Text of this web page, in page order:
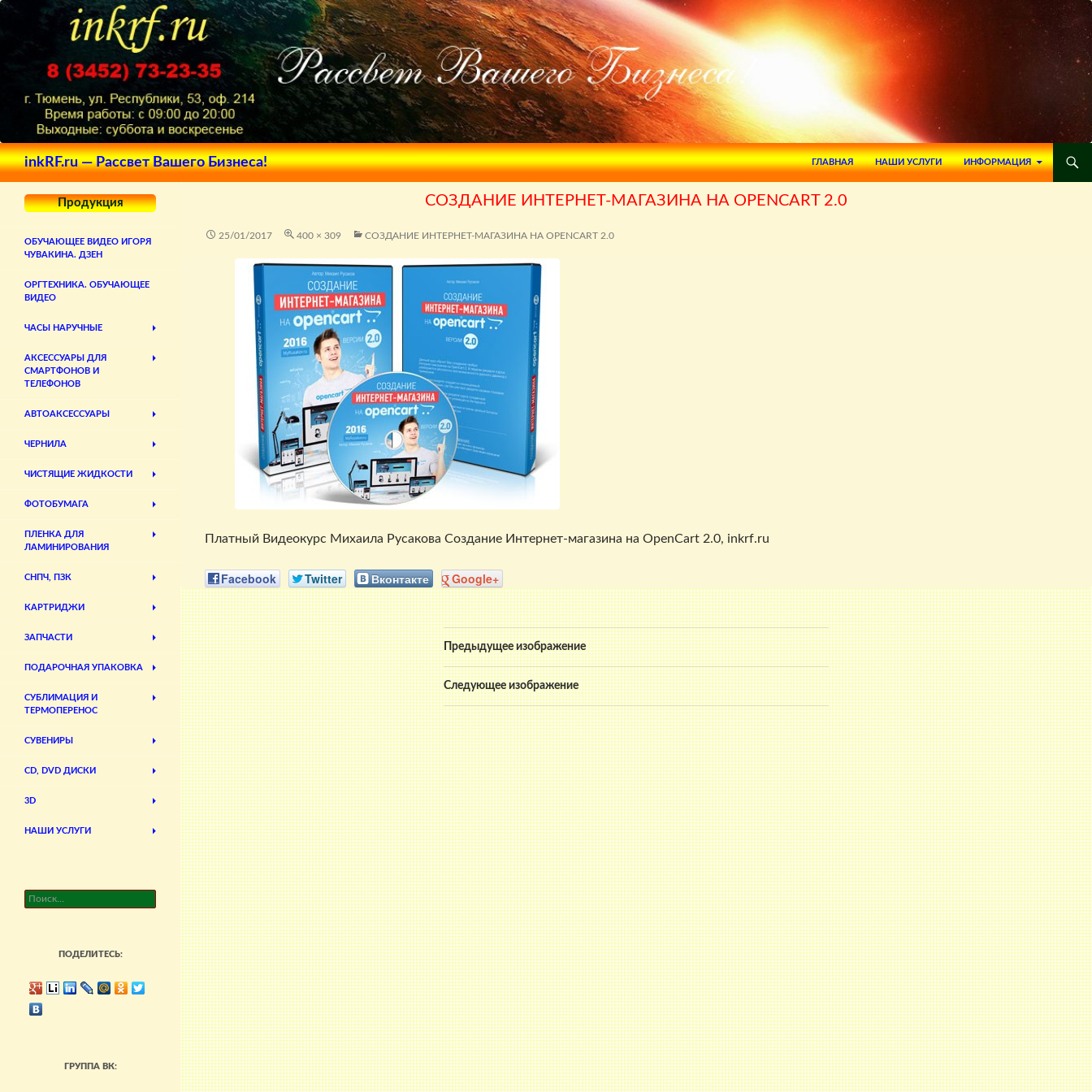
inkRF.ru — Рассвет Вашего Бизнеса!
Поиск
ПЕРЕЙТИ К СОДЕРЖИМОМУ
ГЛАВНАЯ
НАШИ УСЛУГИ ИНФОРМАЦИЯ
СОЗДАНИЕ ИНТЕРНЕТ-МАГАЗИНА НА OPENCART 2.0
25/01/2017 400 × 309 СОЗДАНИЕ ИНТЕРНЕТ-МАГАЗИНА НА OPENCART 2.0
Платный Видеокурс Михаила Русакова Создание Интернет-магазина на OpenCart 2.0, inkrf.ru
Facebook Twitter Вконтакте Google+
Предыдущее изображение
Следующее изображение
Продукция
ОБУЧАЮЩЕЕ ВИДЕО ИГОРЯ
ЧУВАКИНА. ДЗЕН
ОРГТЕХНИКА. ОБУЧАЮЩЕЕ
ВИДЕО
ЧАСЫ НАРУЧНЫЕ
АКСЕССУАРЫ ДЛЯ
СМАРТФОНОВ И
ТЕЛЕФОНОВ
АВТОАКСЕССУАРЫ
ЧЕРНИЛА
ЧИСТЯЩИЕ ЖИДКОСТИ
ФОТОБУМАГА
ПЛЕНКА ДЛЯ
ЛАМИНИРОВАНИЯ
СНПЧ, ПЗК
КАРТРИДЖИ
ЗАПЧАСТИ
ПОДАРОЧНАЯ УПАКОВКА
СУБЛИМАЦИЯ И
ТЕРМОПЕРЕНОС
СУВЕНИРЫ
CD, DVD ДИСКИ
3D
НАШИ УСЛУГИ
Найти:
ПОДЕЛИТЕСЬ:
ГРУППА ВК: